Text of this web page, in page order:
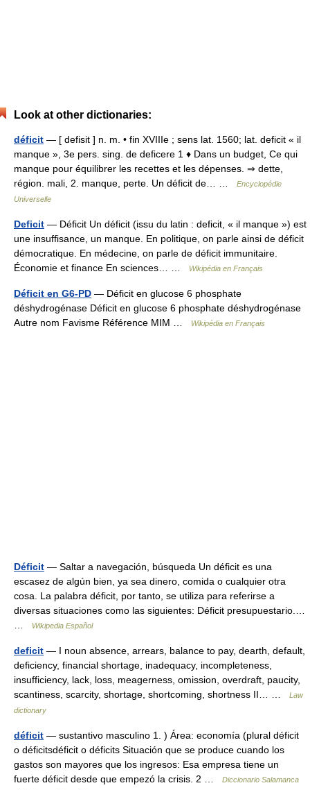
Look at other dictionaries:
déficit — [ defisit ] n. m. • fin XVIIIe ; sens lat. 1560; lat. deficit « il
manque », 3e pers. sing. de deficere 1 ♦ Dans un budget, Ce qui
manque pour équilibrer les recettes et les dépenses. ⇒ dette,
région. mali, 2. manque, perte. Un déficit de… …
Encyclopédie
Universelle
Deficit — Déficit Un déficit (issu du latin : deficit, « il manque ») est
une insuffisance, un manque. En politique, on parle ainsi de déficit
démocratique. En médecine, on parle de déficit immunitaire.
Économie et finance En sciences… …
Wikipédia en Français
Déficit en G6-PD — Déficit en glucose 6 phosphate
déshydrogénase Déficit en glucose 6 phosphate déshydrogénase
Autre nom Favisme Référence MIM …
Wikipédia en Français
Déficit — Saltar a navegación, búsqueda Un déficit es una
escasez de algún bien, ya sea dinero, comida o cualquier otra
cosa. La palabra déficit, por tanto, se utiliza para referirse a
diversas situaciones como las siguientes: Déficit presupuestario.…
Wikipedia Español
deficit — I noun absence, arrears, balance to pay, dearth, default,
deficiency, financial shortage, inadequacy, incompleteness,
insufficiency, lack, loss, meagerness, omission, overdraft, paucity,
scantiness, scarcity, shortage, shortcoming, shortness II… …
Law
dictionary
déficit — sustantivo masculino 1. ) Área: economía (plural déficit
o déficitsdéficit o déficits Situación que se produce cuando los
gastos son mayores que los ingresos: Esa empresa tiene un
fuerte déficit desde que empezó la crisis. 2 …
Diccionario Salamanca